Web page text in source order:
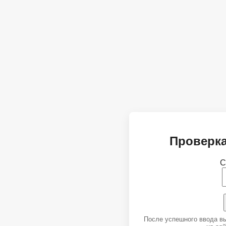
После успешного ввода